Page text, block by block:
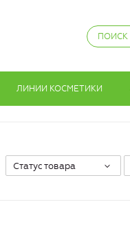
ЛИНИИ КОСМЕТИКИ
Статус товара